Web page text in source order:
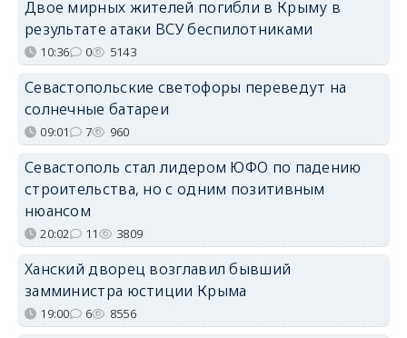
Двое мирных жителей погибли в Крыму в
результате атаки ВСУ беспилотниками
10:36 0 5143
Севастопольские светофоры переведут на
солнечные батареи
09:01 7 960
Севастополь стал лидером ЮФО по падению
строительства, но с одним позитивным
нюансом
20:02 11 3809
Ханский дворец возглавил бывший
замминистра юстиции Крыма
19:00 6 8556